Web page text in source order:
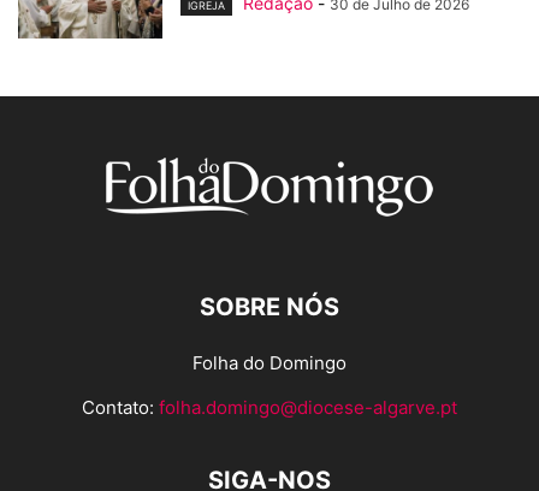
IGREJA 30 de Julho de 2026
SOBRE NÓS
Folha do Domingo
Contato: folha.domingo@diocese-algarve.pt
SIGA-NOS